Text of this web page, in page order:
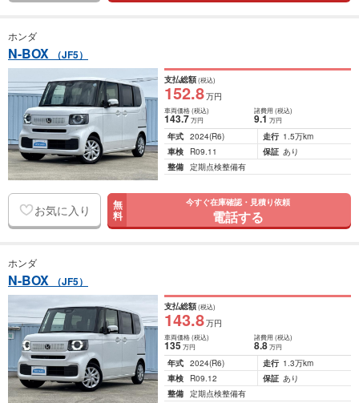
ホンダ
N-BOX （JF5）
支払総額(税込)
152.8万円
車両価格(税込)
143.7万円
諸費用 (税込)
9.1 万円
年式 2024(R6) 走行 1.5万km
車検
R09.11 保証 あり
整備 定期点検整備有
お気に入り 無
料
今すぐ在庫確認・見積り依頼
電話する
ホンダ
N-BOX （JF5）
支払総額(税込)
143.8万円
車両価格(税込)
135万円
諸費用 (税込)
8.8 万円
年式 2024(R6) 走行 1.3万km
車検
R09.12 保証 あり
整備 定期点検整備有